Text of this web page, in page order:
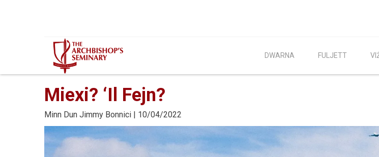
DWARNA FULJETT
Miexi? ‘Il Fejn?
Minn Dun Jimmy Bonnici | 10/04/2022